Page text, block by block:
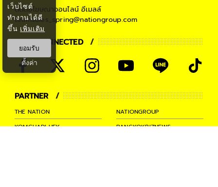
ติดต่อโฆษณาออนไลน์ อีเมลล์
teamsales_spring@nationgroup.com
STAY CONNECTED
PARTNER
THE NATION
NATIONGROUP
KOMCHADLUEK
BANGKOKBIZNEWS
เว็บไซต์
ทำงานได้ดี
ขึ้น เพิ่มเติม
ยอมรับ
ตั้งค่า